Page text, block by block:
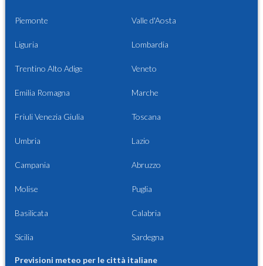
Piemonte Valle d'Aosta
Liguria Lombardia
Trentino Alto Adige Veneto
Emilia Romagna Marche
Friuli Venezia Giulia Toscana
Umbria Lazio
Campania Abruzzo
Molise Puglia
Basilicata Calabria
Sicilia Sardegna
Previsioni meteo per le città italiane